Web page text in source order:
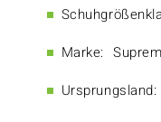
Marke:
Ursprungsland: